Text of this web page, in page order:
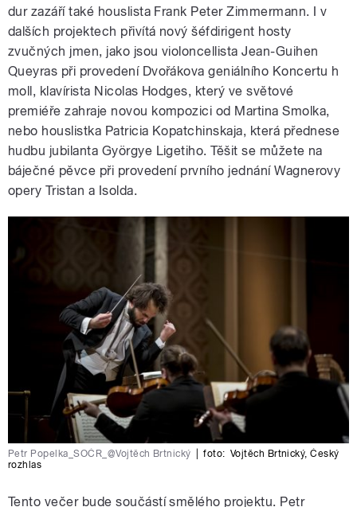
dur zazáří také houslista Frank Peter Zimmermann. I v
dalších projektech přivítá nový šéfdirigent hosty
zvučných jmen, jako jsou violoncellista Jean-Guihen
Queyras při provedení Dvořákova geniálního Koncertu h
moll, klavírista Nicolas Hodges, který ve světové
premiéře zahraje novou kompozici od Martina Smolka,
nebo houslistka Patricia Kopatchinskaja, která přednese
hudbu jubilanta Györgye Ligetiho. Těšit se můžete na
báječné pěvce při provedení prvního jednání Wagnerovy
opery Tristan a Isolda.
Petr Popelka_SOČR_@Vojtěch Brtnický foto: Vojtěch Brtnický,Český
rozhlas
Tento večer bude součástí smělého projektu. Petr